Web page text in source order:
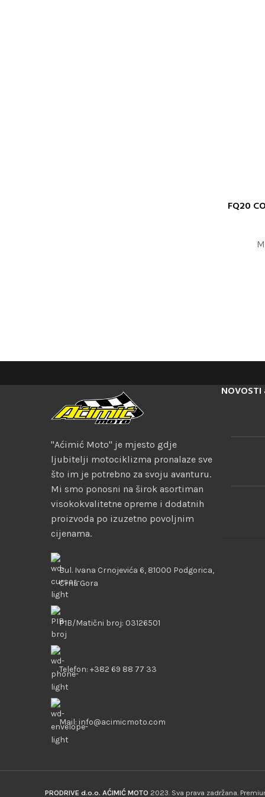
FQ20
"Aćimić Moto" je mjesto gdje
ljubitelji motociklizma pronalaze sve
što im je potrebno za svoju avanturu.
Mi smo ponosni na širok asortiman
visokokvalitetne opreme i dodatnih
proizvoda po izuzetno povoljnim
cijenama.
Bul. Ivana Crnojevića 6, 81000 Podgorica,
Crna Gora
PIB/Matični broj: 03126501
Telefon: +382 69 88 77 33
Mail: info@acimicmoto.com
NOVOSTI
PRODRIVE d.o.o. AĆIMIĆ MOTO 2023. Sva prava zadržana.